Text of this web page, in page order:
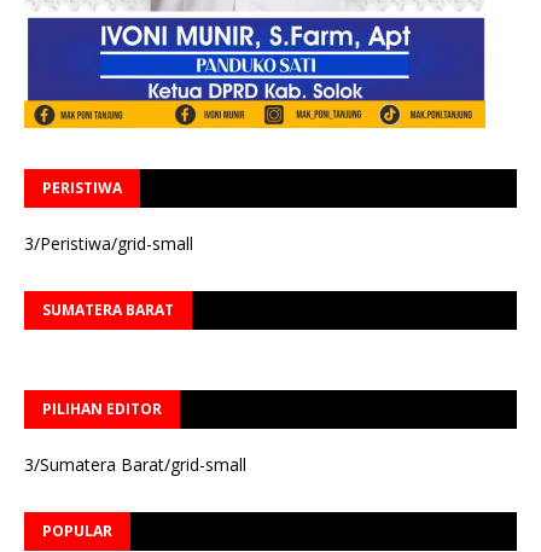
PERISTIWA
3/Peristiwa/grid-small
SUMATERA BARAT
PILIHAN EDITOR
3/Sumatera Barat/grid-small
POPULAR